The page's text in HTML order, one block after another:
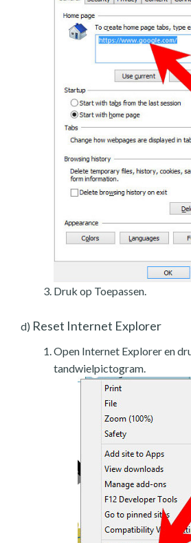
Druk op Toepassen.
d) Reset Internet Explorer
Open Internet Explorer en
tandwielpictogram.